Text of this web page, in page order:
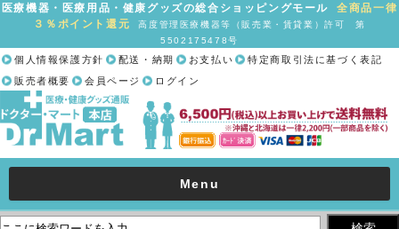
医療機器・医療用品・健康グッズの総合ショッピングモール全商品一律
３％ポイント還元
高度管理医療機器等（販売業・賃貸業）許可 第
5502175478号
個人情報保護方針 配送・納期 お支払い
特定商取引法に基づく表記
販売者概要
会員ページ ログイン
Menu